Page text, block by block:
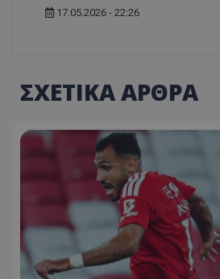
17.05.2026 - 22:26
ΣΧΕΤΙΚΑ ΑΡΘΡΑ